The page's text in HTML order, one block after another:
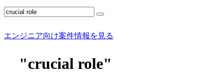
エンジニア向け案件情報を見る
"crucial role"